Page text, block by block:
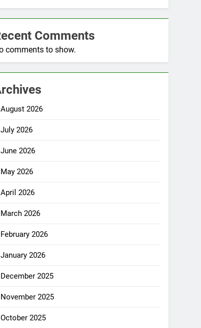
Comments
comments to show.
August 2026
July 2026
June 2026
May 2026
April 2026
March 2026
February 2026
January 2026
December 2025
November 2025
October 2025